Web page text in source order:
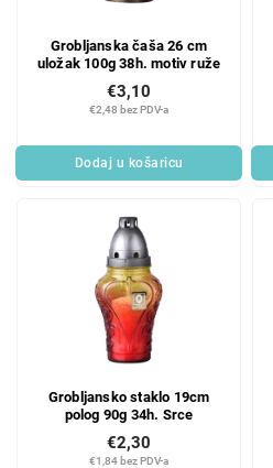
Grobljanska čaša 26 cm
uložak 100g 38h. motiv ruže
€2,48 bez PDV-a
€3,10
Dodaj u košaricu
Grobljansko staklo 19cm
polog 90g 34h. Srce
€1,84 bez PDV-a
€2,30